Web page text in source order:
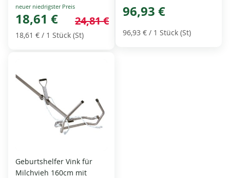
Special
Price
18,61 € 24,81 €
18,61 € / 1 Stück (St)
96,93 €
96,93 € / 1 Stück (St)
Geburtshelfer Vink für
Milchvieh 160cm mit